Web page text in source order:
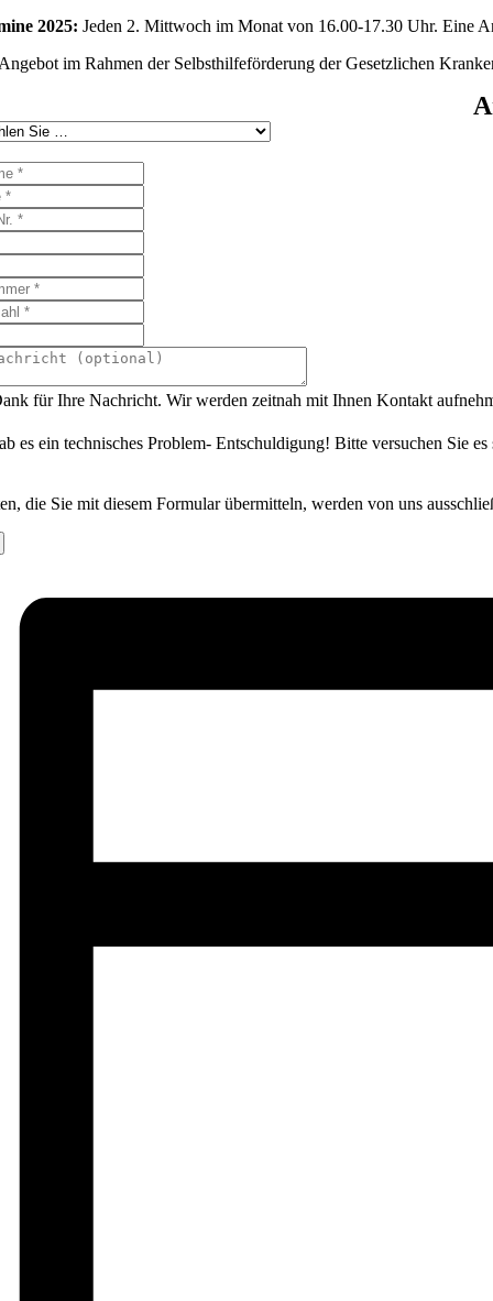
2025: Jeden 2. Mittwoch im Monat von 16.00-17.30 Uhr. Eine
im Rahmen der Selbsthilfeförderung der Gesetzlichen
für Ihre Nachricht. Wir werden zeitnah mit Ihnen Kontakt
es ein technisches Problem- Entschuldigung! Bitte versuchen Sie
die Sie mit diesem Formular übermitteln, werden von uns